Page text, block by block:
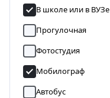
В школе или в ВУЗе
Прогулочная
Фотостудия
Мобилограф
Автобус